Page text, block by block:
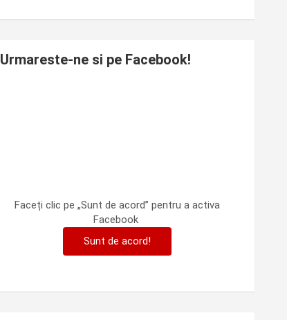
Urmareste-ne si pe Facebook!
Faceți clic pe „Sunt de acord” pentru a activa
Facebook
Sunt de acord!